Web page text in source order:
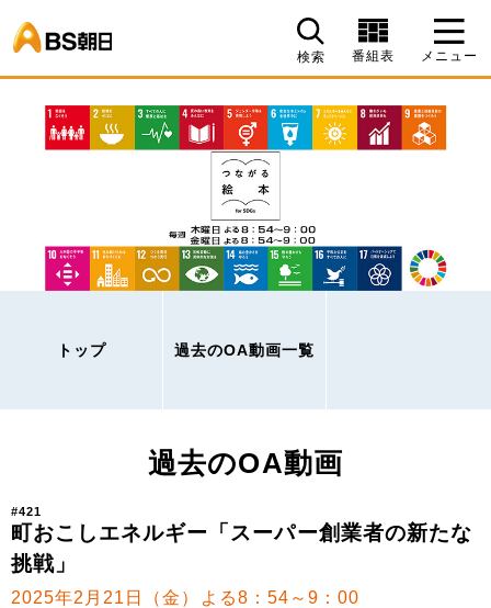
検索 番組表 メニュー
トップ 過去のOA動画一覧
過去のOA動画
#421
町おこしエネルギー「スーパー創業者の新たな
挑戦」
2025年2月21日（金）よる8：54～9：00